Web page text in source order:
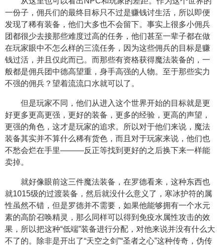
一份子，佣兵们的最终目标只不过是赚钱讨生活，所以即便
发现了稀有装备，他们大多也不会留下。事实上很多小佣兵
团都很少去接那些难度过高的任务，他们甚至一辈子都在做
在玩家眼中不怎么样的三流任务，因为这些佣兵的目标是赚
钱过活，并且仅此而已。而那些有资格获得魔法装备的，一
般都是佣兵团中德高望重，身手高强的人物。至于那些实力
不强的佣兵？望着流流口水就可以了。
但是玩家不同，他们从进入这个世界开始的目标就是更
好更多更高更强，更好的装备，更多的经验，更高的声望，
更强的角色，这才是玩家的追求。所以对于他们来说，魔法
装备其实并不算什么稀有货色，而且对于玩家来说，他们也
不愁会烂在手里———反正等找到更好的之后换下来一样能
卖掉。
就好像眼前这三件魔法装备，在罗德看来，这种东西也
就1015级的过渡装备，然后就没什么意义了，寒冰护符的属
性虽然不错，但是罗德并不需要，如果他能够拥有一个水元
素的高阶召唤精灵，那么同样可以得到免疫水属性攻击的效
果，所以把这种“低端”装备进行分配，对他来说并没有什么大
不了的。除非是开出了“天空之剑”“圣者之心”这种传奇，伪传